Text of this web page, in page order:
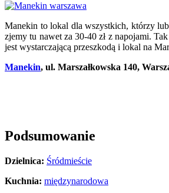
Manekin to lokal dla wszystkich, którzy
zjemy tu nawet za 30-40 zł z napojami.
jest wystarczającą przeszkodą i lokal na
Manekin, ul. Marszałkowska 140,
Podsumowanie
Dzielnica: Śródmieście
Kuchnia: międzynarodowa